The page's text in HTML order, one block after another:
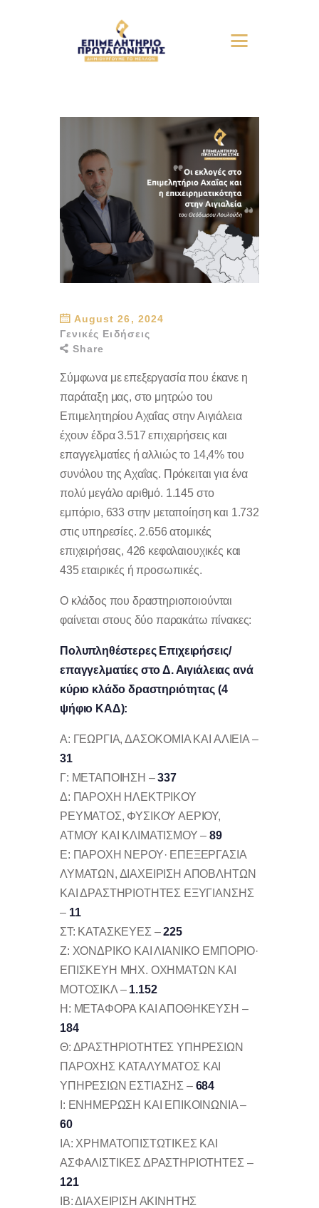
August 26, 2024
Γενικές Ειδήσεις
Share
Σύμφωνα με επεξεργασία που έκανε η
παράταξη μας, στο μητρώο του
Επιμελητηρίου Αχαΐας στην Αιγιάλεια
έχουν έδρα 3.517 επιχειρήσεις και
επαγγελματίες ή αλλιώς το 14,4% του
συνόλου της Αχαΐας. Πρόκειται για ένα
πολύ μεγάλο αριθμό. 1.145 στο
εμπόριο, 633 στην μεταποίηση και 1.732
στις υπηρεσίες. 2.656 ατομικές
επιχειρήσεις, 426 κεφαλαιουχικές και
435 εταιρικές ή προσωπικές.
Ο κλάδος που δραστηριοποιούνται
φαίνεται στους δύο παρακάτω πίνακες:
Πολυπληθέστερες Επιχειρήσεις/
επαγγελματίες στο Δ. Αιγιάλειας ανά
κύριο κλάδο δραστηριότητας (4
ψήφιο ΚΑΔ):
Α: ΓΕΩΡΓΙΑ, ΔΑΣΟΚΟΜΙΑ ΚΑΙ ΑΛΙΕΙΑ –
31
Γ: ΜΕΤΑΠΟΙΗΣΗ –337
Δ: ΠΑΡΟΧΗ ΗΛΕΚΤΡΙΚΟΥ
ΡΕΥΜΑΤΟΣ, ΦΥΣΙΚΟΥ ΑΕΡΙΟΥ,
ΑΤΜΟΥ ΚΑΙ ΚΛΙΜΑΤΙΣΜΟΥ –89
Ε: ΠΑΡΟΧΗ ΝΕΡΟΥ· ΕΠΕΞΕΡΓΑΣΙΑ
ΛΥΜΑΤΩΝ, ΔΙΑΧΕΙΡΙΣΗ ΑΠΟΒΛΗΤΩΝ
ΚΑΙ ΔΡΑΣΤΗΡΙΟΤΗΤΕΣ ΕΞΥΓΙΑΝΣΗΣ
– 11
ΣΤ: ΚΑΤΑΣΚΕΥΕΣ –225
Ζ: ΧΟΝΔΡΙΚΟ ΚΑΙ ΛΙΑΝΙΚΟ ΕΜΠΟΡΙΟ·
ΕΠΙΣΚΕΥΗ ΜΗΧ. ΟΧΗΜΑΤΩΝ ΚΑΙ
ΜΟΤΟΣΙΚΛ – 1.152
Η: ΜΕΤΑΦΟΡΑ ΚΑΙ ΑΠΟΘΗΚΕΥΣΗ –
184
Θ: ΔΡΑΣΤΗΡΙΟΤΗΤΕΣ ΥΠΗΡΕΣΙΩΝ
ΠΑΡΟΧΗΣ ΚΑΤΑΛΥΜΑΤΟΣ ΚΑΙ
ΥΠΗΡΕΣΙΩΝ ΕΣΤΙΑΣΗΣ – 684
Ι: ΕΝΗΜΕΡΩΣΗ ΚΑΙ ΕΠΙΚΟΙΝΩΝΙΑ –
60
ΙΑ: ΧΡΗΜΑΤΟΠΙΣΤΩΤΙΚΕΣ ΚΑΙ
ΑΣΦΑΛΙΣΤΙΚΕΣ ΔΡΑΣΤΗΡΙΟΤΗΤΕΣ –
121
ΙΒ: ΔΙΑΧΕΙΡΙΣΗ ΑΚΙΝΗΤΗΣ